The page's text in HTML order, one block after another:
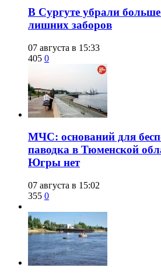
​В Сургуте убрали
лишних заборов
07 августа в 15:33
405 0
​МЧС: оснований для
паводка в Тюменской
Югры нет
07 августа в 15:02
355 0